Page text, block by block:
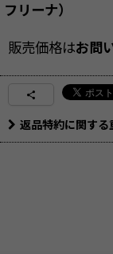
フリーナ）
販売価格はお問
返品特約に関する